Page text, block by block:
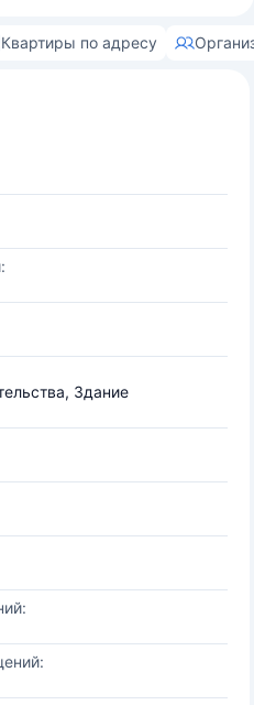
Квартиры по адресу
Здание